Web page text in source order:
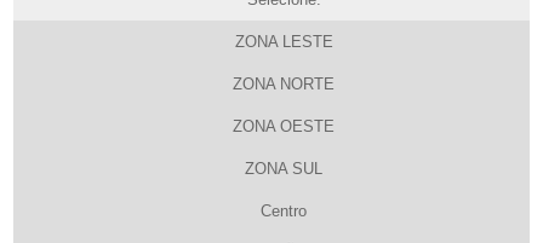
ZONA LESTE
ZONA NORTE
ZONA OESTE
ZONA SUL
Centro